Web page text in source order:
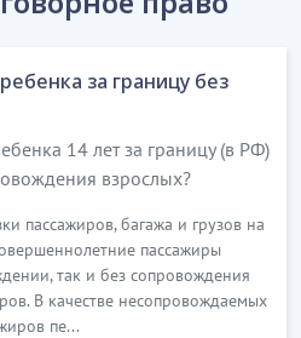
за границу без
14 лет за границу (в РФ)
взрослых?
пассажиров, багажа и грузов на
пассажиры
так и без сопровождения
В качестве несопровождаемых
пе...